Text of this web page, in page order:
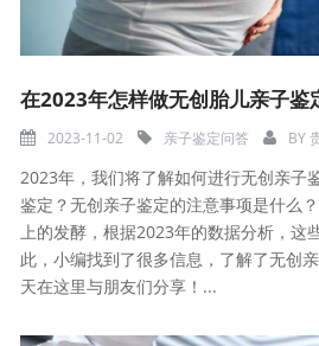
2023-11-02 亲子鉴定问答 BY
2023年，我们将了解如何进行无创亲子
鉴定？无创亲子鉴定的注意事项是什么
上的发酵，根据2023年的数据分析，这
此，小编找到了很多信息，了解了无创
天在这里与朋友们分享！...